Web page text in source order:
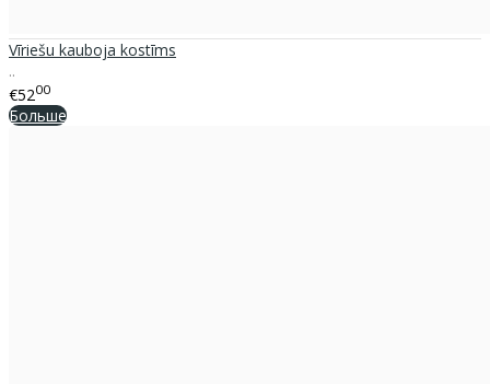
Vīriešu kauboja kostīms
..
€5200
Больше